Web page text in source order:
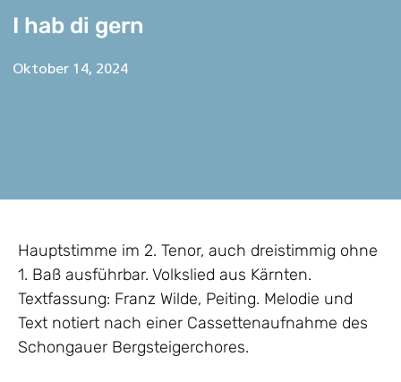
I hab di gern
Oktober 14, 2024
Hauptstimme im 2. Tenor, auch dreistimmig ohne
1. Baß ausführbar. Volkslied aus Kärnten.
Textfassung: Franz Wilde, Peiting. Melodie und
Text notiert nach einer Cassettenaufnahme des
Schongauer Bergsteigerchores.